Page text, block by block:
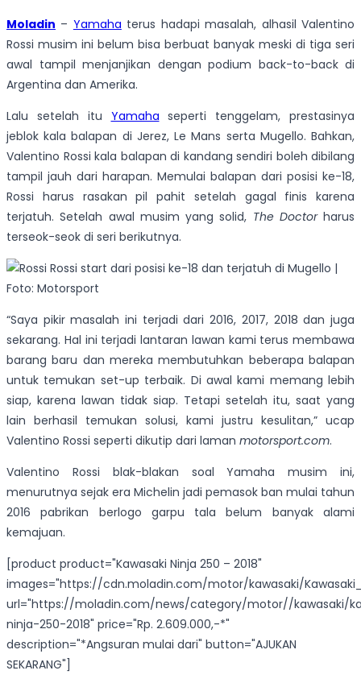
Moladin – Yamaha terus hadapi masalah, alhasil Valentino
Rossi musim ini belum bisa berbuat banyak meski di tiga seri
awal tampil menjanjikan dengan podium back-to-back di
Argentina dan Amerika.
Lalu setelah itu Yamaha seperti tenggelam, prestasinya
jeblok kala balapan di Jerez, Le Mans serta Mugello. Bahkan,
Valentino Rossi kala balapan di kandang sendiri boleh dibilang
tampil jauh dari harapan. Memulai balapan dari posisi ke-18,
Rossi harus rasakan pil pahit setelah gagal finis karena
terjatuh. Setelah awal musim yang solid, The Doctorharus
terseok-seok di seri berikutnya.
Rossi start dari posisi ke-18 dan terjatuh di Mugello |
Foto: Motorsport
“Saya pikir masalah ini terjadi dari 2016, 2017, 2018 dan juga
sekarang. Hal ini terjadi lantaran lawan kami terus membawa
barang baru dan mereka membutuhkan beberapa balapan
untuk temukan set-up terbaik. Di awal kami memang lebih
siap, karena lawan tidak siap. Tetapi setelah itu, saat yang
lain berhasil temukan solusi, kami justru kesulitan,” ucap
Valentino Rossi seperti dikutip dari laman motorsport.com.
Valentino Rossi blak-blakan soal Yamaha musim ini,
menurutnya sejak era Michelin jadi pemasok ban mulai tahun
2016 pabrikan berlogo garpu tala belum banyak alami
kemajuan.
[product product="Kawasaki Ninja 250 – 2018"
images="https://cdn.moladin.com/motor/kawasaki/
url="https://moladin.com/news/category/motor//kawasaki/
ninja-250-2018" price="Rp. 2.609.000,-*"
description="*Angsuran mulai dari" button="AJUKAN
SEKARANG"]